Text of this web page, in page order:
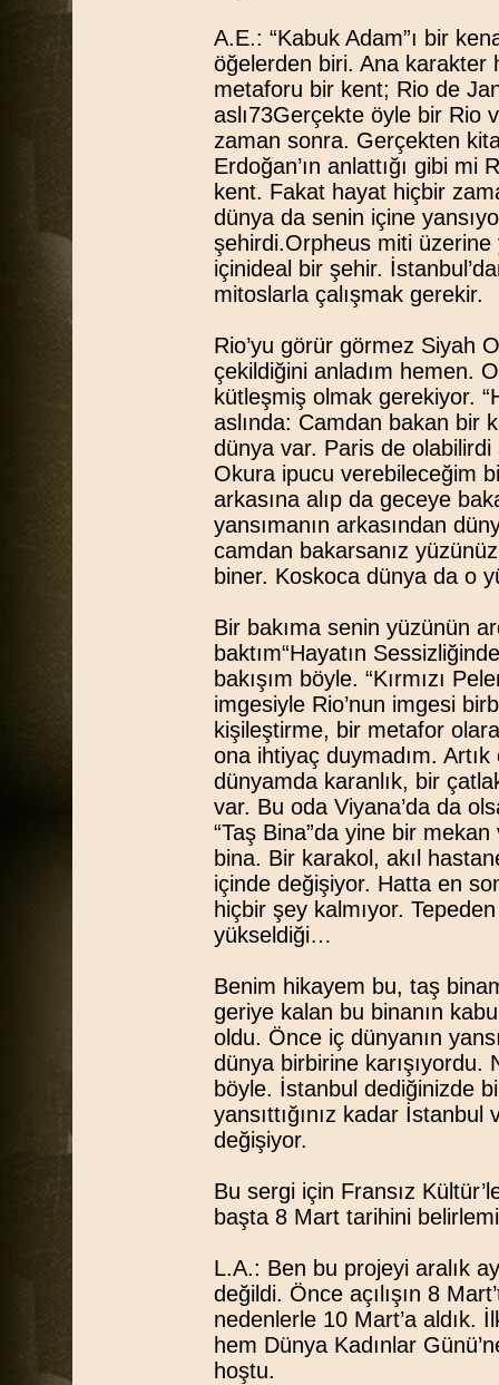
A.E.: “Kabuk Adam”ı bir
öğelerden biri. Ana karakter
metaforu bir kent; Rio de
aslı73Gerçekte öyle bir Rio
zaman sonra. Gerçekten
Erdoğan’ın anlattığı gibi mi
kent. Fakat hayat hiçbir
dünya da senin içine
şehirdi.Orpheus miti üzerine
içinideal bir şehir.
mitoslarla çalışmak gerekir.
Rio’yu görür görmez Siyah
çekildiğini anladım hemen.
kütleşmiş olmak gerekiyor.
aslında: Camdan bakan bir
dünya var. Paris de
Okura ipucu verebileceğim
arkasına alıp da geceye
yansımanın arkasından
camdan bakarsanız
biner. Koskoca dünya da o
Bir bakıma senin yüzünün
baktım“Hayatın
bakışım böyle. “Kırmızı
imgesiyle Rio’nun imgesi
kişileştirme, bir metafor
ona ihtiyaç duymadım.
dünyamda karanlık, bir
var. Bu oda Viyana’da da
“Taş Bina”da yine bir
bina. Bir karakol, akıl
içinde değişiyor. Hatta en
hiçbir şey kalmıyor.
yükseldiği…
Benim hikayem bu, taş
geriye kalan bu binanın
oldu. Önce iç dünyanın
dünya birbirine
böyle. İstanbul dediğinizde
yansıttığınız kadar
değişiyor.
Bu sergi için Fransız
başta 8 Mart tarihini
L.A.: Ben bu projeyi aralık
değildi. Önce açılışın 8
nedenlerle 10 Mart’a aldık.
hem Dünya Kadınlar
hoştu.